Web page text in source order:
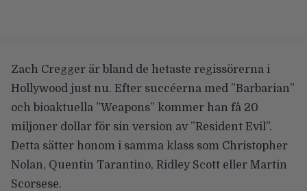
Zach Cregger är bland de hetaste regissörerna i
Hollywood just nu. Efter succéerna med ”Barbarian”
och bioaktuella ”Weapons” kommer han få 20
miljoner dollar för sin version av ”Resident Evil”.
Detta sätter honom i samma klass som Christopher
Nolan, Quentin Tarantino, Ridley Scott eller Martin
Scorsese.